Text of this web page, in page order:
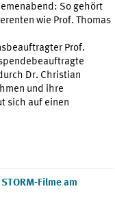
So gehört
wie Prof. Thomas
Prof.
Dr. Christian
und ihre
sich auf einen
Filme am